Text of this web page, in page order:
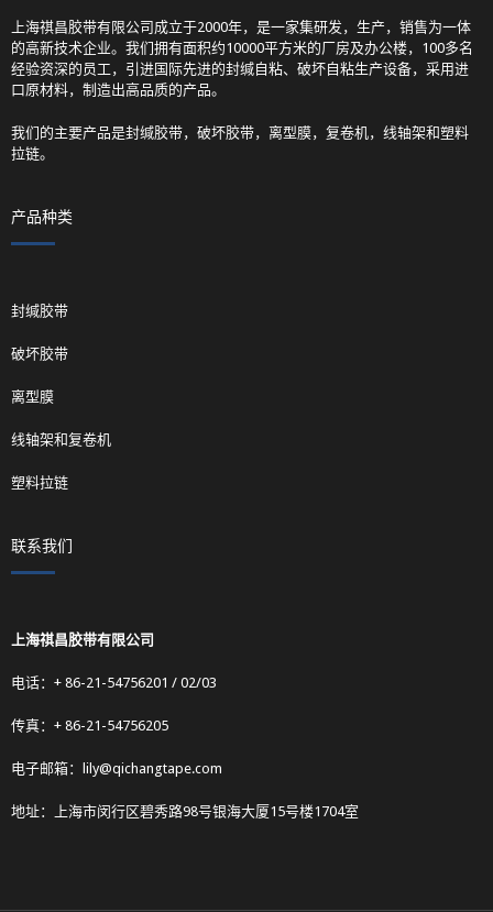
上海祺昌胶带有限公司成立于2000年，是一家集研发，生产，销售为一体
的高新技术企业。我们拥有面积约10000平方米的厂房及办公楼，100多名
经验资深的员工，引进国际先进的封缄自粘、破坏自粘生产设备，采用进
口原材料，制造出高品质的产品。
我们的主要产品是封缄胶带，破坏胶带，离型膜，复卷机，线轴架和塑料
拉链。
产品种类
封缄胶带
破坏胶带
离型膜
线轴架和复卷机
塑料拉链
联系我们
上海祺昌胶带有限公司
电话：+ 86-21-54756201 / 02/03
传真：+ 86-21-54756205
电子邮箱： lily@qichangtape.com
地址：上海市闵行区碧秀路98号银海大厦15号楼1704室